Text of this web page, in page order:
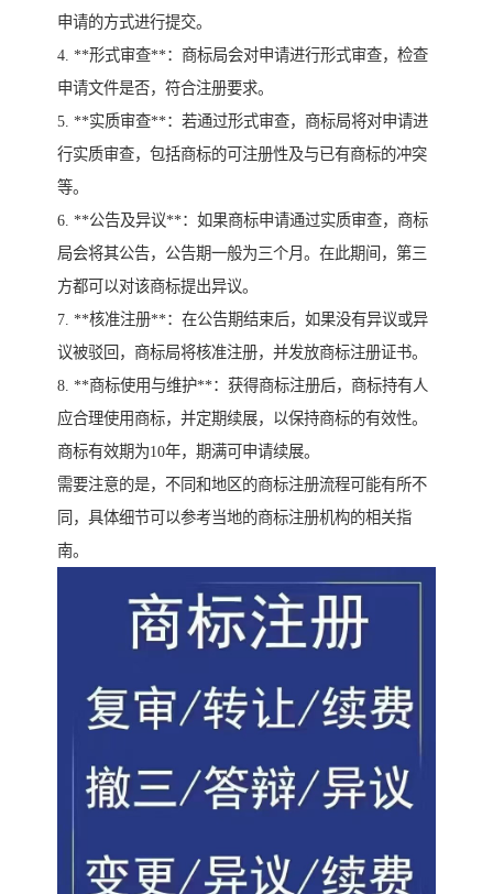
申请的方式进行提交。
4. **形式审查**：商标局会对申请进行形式审查，检查
申请文件是否，符合注册要求。
5. **实质审查**：若通过形式审查，商标局将对申请进
行实质审查，包括商标的可注册性及与已有商标的冲突
等。
6. **公告及异议**：如果商标申请通过实质审查，商标
局会将其公告，公告期一般为三个月。在此期间，第三
方都可以对该商标提出异议。
7. **核准注册**：在公告期结束后，如果没有异议或异
议被驳回，商标局将核准注册，并发放商标注册证书。
8. **商标使用与维护**：获得商标注册后，商标持有人
应合理使用商标，并定期续展，以保持商标的有效性。
商标有效期为10年，期满可申请续展。
需要注意的是，不同和地区的商标注册流程可能有所不
同，具体细节可以参考当地的商标注册机构的相关指
南。